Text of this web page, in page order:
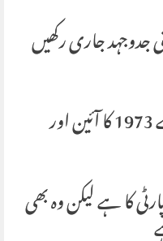
جدوجہد جاری رکھیں
ہم نے اپنی جمہوری جدوجہد سے 1973 کا آئین اور
کا ہے لیکن وہ بھی